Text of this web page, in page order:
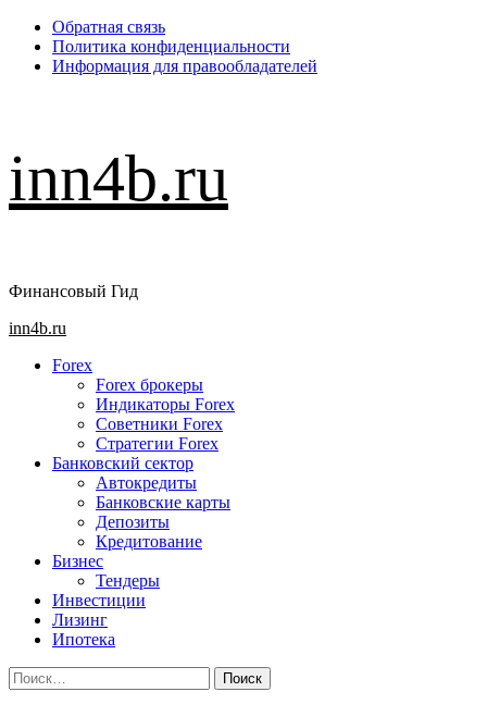
Перейти
содержимому
Обратная связь
Политика конфиденциальности
Информация для правообладателей
inn4b.ru
Финансовый Гид
Основное
inn4b.ru
Forex
Forex брокеры
Индикаторы Forex
Советники Forex
Стратегии Forex
Банковский сектор
Автокредиты
Банковские карты
Депозиты
Кредитование
Бизнес
Тендеры
Инвестиции
Лизинг
Ипотека
Найти: